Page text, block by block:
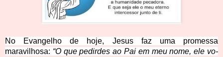
No Evangelho de hoje, Jesus faz uma promessa
maravilhosa: “O que pedirdes ao Pai em meu nome, ele vo-